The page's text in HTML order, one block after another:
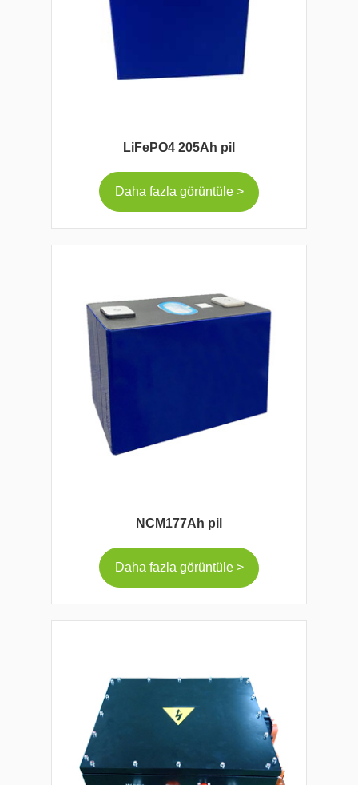
LiFePO4 205Ah pil
Daha fazla görüntüle >
NCM177Ah pil
Daha fazla görüntüle >